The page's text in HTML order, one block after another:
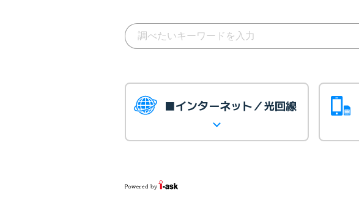
■インターネット／光回線